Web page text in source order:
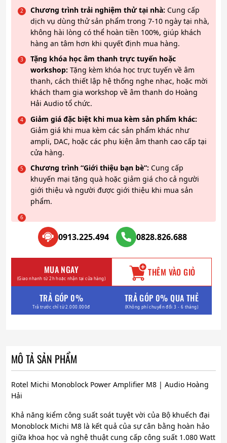
Chương trình trải nghiệm thử tại nhà: Cung cấp
dịch vụ dùng thử sản phẩm trong 7-10 ngày tại nhà,
không hài lòng có thể hoàn tiền 100%, giúp khách
hàng an tâm hơn khi quyết định mua hàng.
Tặng khóa học âm thanh trực tuyến hoặc
workshop: Tặng kèm khóa học trực tuyến về âm
thanh, cách thiết lập hệ thống nghe nhạc, hoặc mời
khách tham gia workshop về âm thanh do Hoàng
Hải Audio tổ chức.
Giảm giá đặc biệt khi mua kèm sản phẩm khác:
Giảm giá khi mua kèm các sản phẩm khác như
ampli, DAC, hoặc các phụ kiện âm thanh cao cấp tại
cửa hàng.
Chương trình “Giới thiệu bạn bè”: Cung cấp
khuyến mại tặng quà hoặc giảm giá cho cả người
giới thiệu và người được giới thiệu khi mua sản
phẩm.
0913.225.494 0828.826.688
MUA NGAY
(Giao nhanh từ 2h hoặc nhận tại cửa hàng) THÊM VÀO GIỎ
TRẢ GÓP 0%
Trả trước chỉ từ 2.000.000đ
TRẢ GÓP 0% QUA THẺ
(Không phí chuyển đổi 3 - 6 tháng)
MÔ TẢ SẢN PHẨM
Rotel Michi Monoblock Power Amplifier M8 | Audio Hoàng
Hải
Khả năng kiểm công suất soát tuyệt vời của Bộ khuếch đại
Monoblock Michi M8 là kết quả của sự cân bằng hoàn hảo
giữa khoa học và nghệ thuật cung cấp công suất 1.080 Watt